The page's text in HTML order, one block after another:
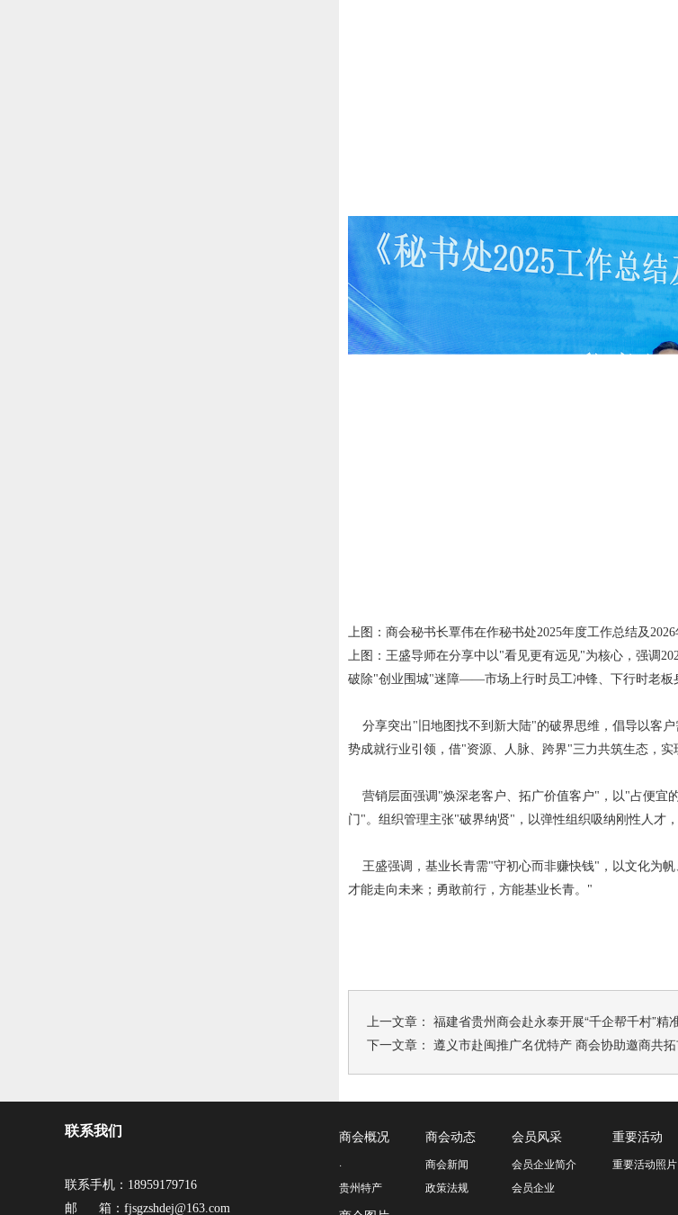
上图：商会秘书长覃伟在作秘书处2025年度工作总结及
上图：王盛导师在分享中以"看见更有远见"为核心，强调
破除"创业围城"迷障——市场上行时员工冲锋、下行时老板
分享突出"旧地图找不到新大陆"的破界思维，倡导以客
势成就行业引领，借"资源、人脉、跨界"三力共筑生态，实
营销层面强调"焕深老客户、拓广价值客户"，以"占便宜
门"。组织管理主张"破界纳贤"，以弹性组织吸纳刚性人才
王盛强调，基业长青需"守初心而非赚快钱"，以文化为
才能走向未来；勇敢前行，方能基业长青。"
上一文章： 福建省贵州商会赴永泰开展“千企帮千村”精
下一文章： 遵义市赴闽推广名优特产 商会协助邀商共
联系我们
联系手机：18959179716
邮 箱：fjsgzshdej@163.com
商会概况
·
贵州特产
商会动态
商会新闻
政策法规
会员风采
会员企业简介
会员企业
重要活动
重要活动照片